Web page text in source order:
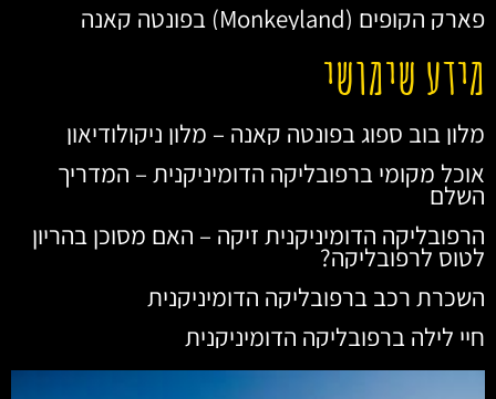
פארק הקופים (Monkeyland) בפונטה קאנה
מידע שימושי
מלון בוב ספוג בפונטה קאנה – מלון ניקולודיאון
אוכל מקומי ברפובליקה הדומיניקנית – המדריך
השלם
הרפובליקה הדומיניקנית זיקה – האם מסוכן בהריון
לטוס לרפובליקה?
השכרת רכב ברפובליקה הדומיניקנית
חיי לילה ברפובליקה הדומיניקנית